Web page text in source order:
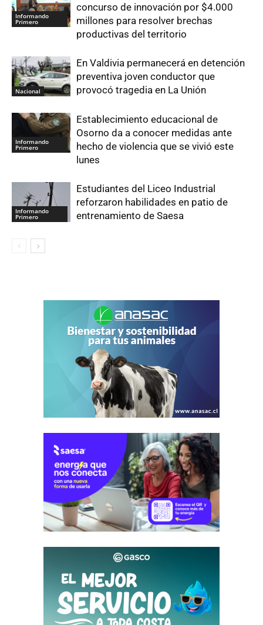
Informando
Primero
concurso de innovación por $4.000
millones para resolver brechas
productivas del territorio
Nacional
En Valdivia permanecerá en detención
preventiva joven conductor que
provocó tragedia en La Unión
Informando
Primero
Establecimiento educacional de
Osorno da a conocer medidas ante
hecho de violencia que se vivió este
lunes
Informando
Primero
Estudiantes del Liceo Industrial
reforzaron habilidades en patio de
entrenamiento de Saesa